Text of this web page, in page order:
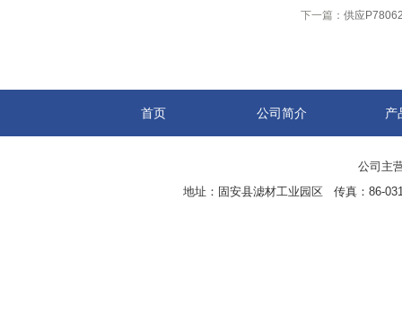
下一篇： 供应
首页 公司简介 产
公司主
地址：固安县滤材工业园区 传真：86-